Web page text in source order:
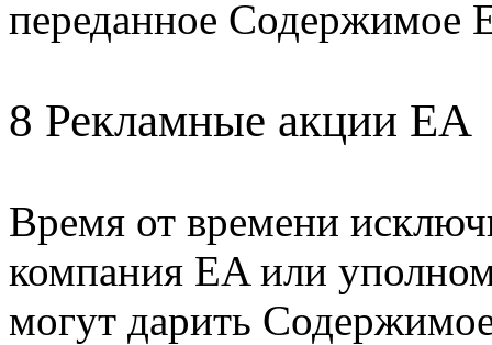
переданное Содержимое
8 Рекламные акции EA
Время от времени
компания EA или
могут дарить